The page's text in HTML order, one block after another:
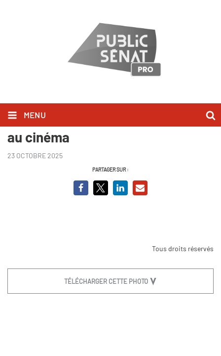
MENU
Jusqu'ici tout va bien, la banlieue
au cinéma
23 OCTOBRE 2025
PARTAGER SUR :
Tous droits réservés
TÉLÉCHARGER CETTE PHOTO